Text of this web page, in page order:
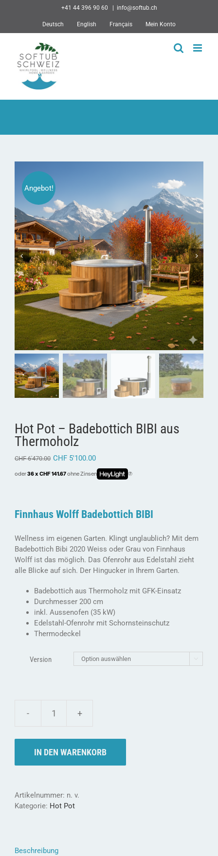
+41 44 396 90 60 info@softub.ch
Deutsch English Français Mein Konto
Angebot!
Hot Pot – Badebottich BIBI aus
Thermoholz
CHF6'470.00 CHF 5'100.00
oder36 x CHF 141.67ohne Zinsen
Finnhaus Wolff Badebottich BIBI
Wellness im eigenen Garten. Klingt unglaublich? Mit dem
Badebottich Bibi 2020 Weiss oder Grau von Finnhaus
Wolff ist das möglich. Das Ofenrohr aus Edelstahl zieht
alle Blicke auf sich. Der Hingucker in Ihrem Garten.
Badebottich aus Thermoholz mit GFK-Einsatz
Durchmesser 200 cm
inkl. Aussenofen (35 kW)
Edelstahl-Ofenrohr mit Schornsteinschutz
Thermodeckel
Version 
Hot
-
Badebottich
Menge
IN DEN WARENKORB
Artikelnummer: n. v.
Kategorie: Hot Pot
Beschreibung